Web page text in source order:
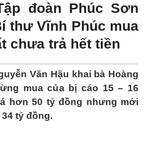
đoàn Phúc Sơn
thư Vĩnh Phúc mua
chưa trả hết tiền
Văn Hậu khai bà Hoàng
mua của bị cáo 15 – 16
hơn 50 tỷ đồng nhưng mới
tỷ đồng.